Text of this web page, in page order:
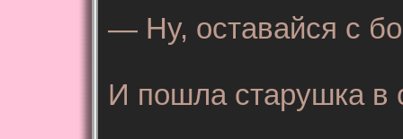
— Ну, оставайся с
И пошла старушка в